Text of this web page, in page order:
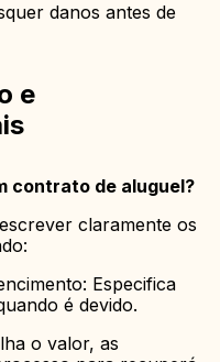
danos antes de
e
contrato de aluguel?
claramente os
Especifica
é devido.
o valor, as